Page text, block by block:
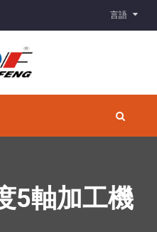
言語
5軸加工機